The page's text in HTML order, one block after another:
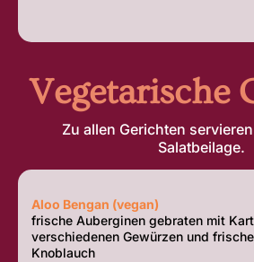
Vegetarische
Zu allen Gerichten
Salatbeilage.
Aloo Bengan (vegan)
frische Auberginen gebraten mit
verschiedenen Gewürzen und
Knoblauch